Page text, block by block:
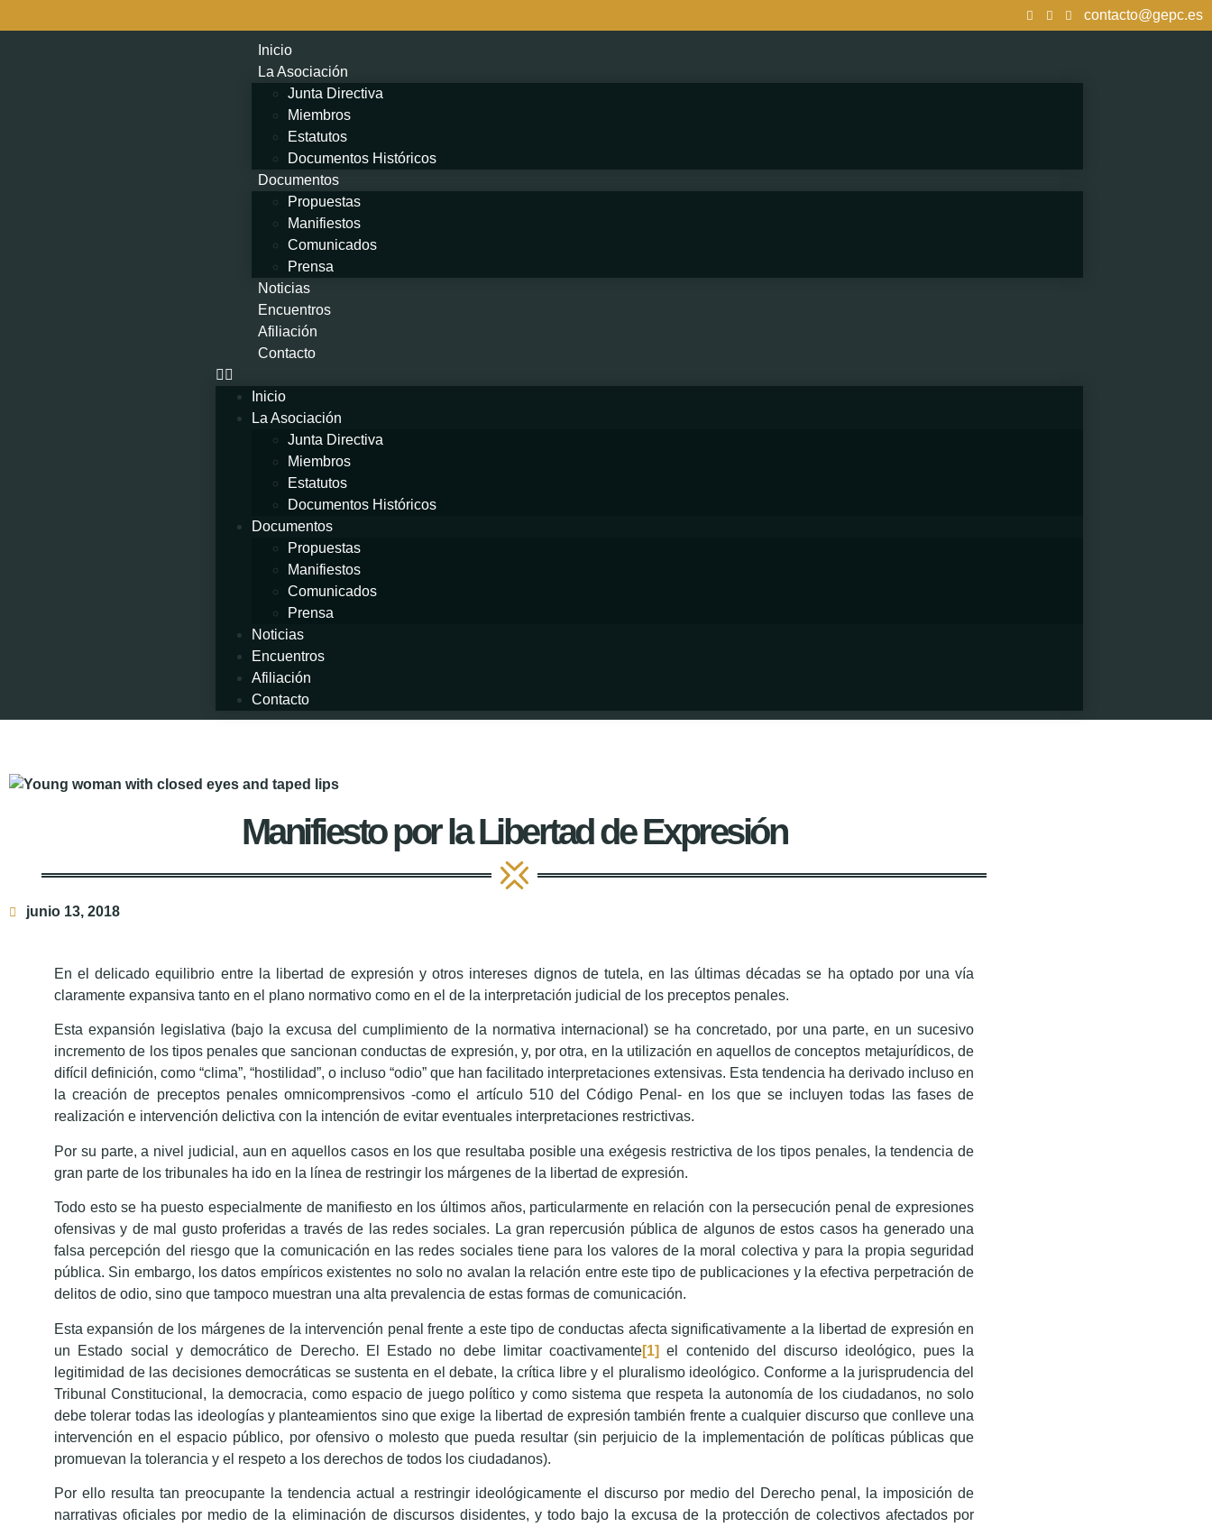
contacto@gepc.es
Inicio
La Asociación
Junta Directiva
Miembros
Estatutos
Documentos Históricos
Documentos
Propuestas
Manifiestos
Comunicados
Prensa
Noticias
Encuentros
Afiliación
Contacto
Inicio
La Asociación
Junta Directiva
Miembros
Estatutos
Documentos Históricos
Documentos
Propuestas
Manifiestos
Comunicados
Prensa
Noticias
Encuentros
Afiliación
Contacto
Manifiesto por la Libertad de Expresión
junio 13, 2018
En el delicado equilibrio entre la libertad de expresión y otros intereses dignos de tutela, en las últimas décadas se ha optado por una vía
claramente expansiva tanto en el plano normativo como en el de la interpretación judicial de los preceptos penales.
Esta expansión legislativa (bajo la excusa del cumplimiento de la normativa internacional) se ha concretado, por una parte, en un sucesivo
incremento de los tipos penales que sancionan conductas de expresión, y, por otra, en la utilización en aquellos de conceptos metajurídicos, de
difícil definición, como “clima”, “hostilidad”, o incluso “odio” que han facilitado interpretaciones extensivas. Esta tendencia ha derivado incluso en
la creación de preceptos penales omnicomprensivos -como el artículo 510 del Código Penal- en los que se incluyen todas las fases de
realización e intervención delictiva con la intención de evitar eventuales interpretaciones restrictivas.
Por su parte, a nivel judicial, aun en aquellos casos en los que resultaba posible una exégesis restrictiva de los tipos penales, la tendencia de
gran parte de los tribunales ha ido en la línea de restringir los márgenes de la libertad de expresión.
Todo esto se ha puesto especialmente de manifiesto en los últimos años, particularmente en relación con la persecución penal de expresiones
ofensivas y de mal gusto proferidas a través de las redes sociales. La gran repercusión pública de algunos de estos casos ha generado una
falsa percepción del riesgo que la comunicación en las redes sociales tiene para los valores de la moral colectiva y para la propia seguridad
pública. Sin embargo, los datos empíricos existentes no solo no avalan la relación entre este tipo de publicaciones y la efectiva perpetración de
delitos de odio, sino que tampoco muestran una alta prevalencia de estas formas de comunicación.
Esta expansión de los márgenes de la intervención penal frente a este tipo de conductas afecta significativamente a la libertad de expresión en
un Estado social y democrático de Derecho. El Estado no debe limitar coactivamente[1] el contenido del discurso ideológico, pues la
legitimidad de las decisiones democráticas se sustenta en el debate, la crítica libre y el pluralismo ideológico. Conforme a la jurisprudencia del
Tribunal Constitucional, la democracia, como espacio de juego político y como sistema que respeta la autonomía de los ciudadanos, no solo
debe tolerar todas las ideologías y planteamientos sino que exige la libertad de expresión también frente a cualquier discurso que conlleve una
intervención en el espacio público, por ofensivo o molesto que pueda resultar (sin perjuicio de la implementación de políticas públicas que
promuevan la tolerancia y el respeto a los derechos de todos los ciudadanos).
Por ello resulta tan preocupante la tendencia actual a restringir ideológicamente el discurso por medio del Derecho penal, la imposición de
narrativas oficiales por medio de la eliminación de discursos disidentes, y todo bajo la excusa de la protección de colectivos afectados por